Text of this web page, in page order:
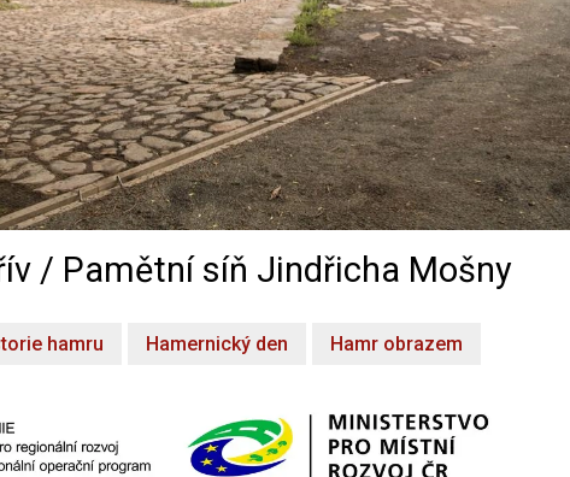
/ Pamětní síň Jindřicha Mošny
hamru Hamernický den Hamr obrazem